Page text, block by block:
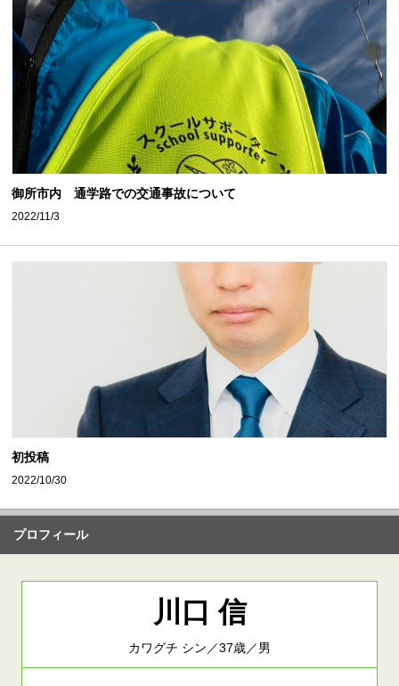
御所市内 通学路での交通事故について
2022/11/3
初投稿
2022/10/30
プロフィール
川口 信
カワグチ シン／37歳／男